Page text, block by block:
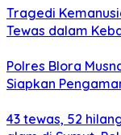
Tragedi
Tewas dalam
Polres Blora
Siapkan
43 tewas, 52